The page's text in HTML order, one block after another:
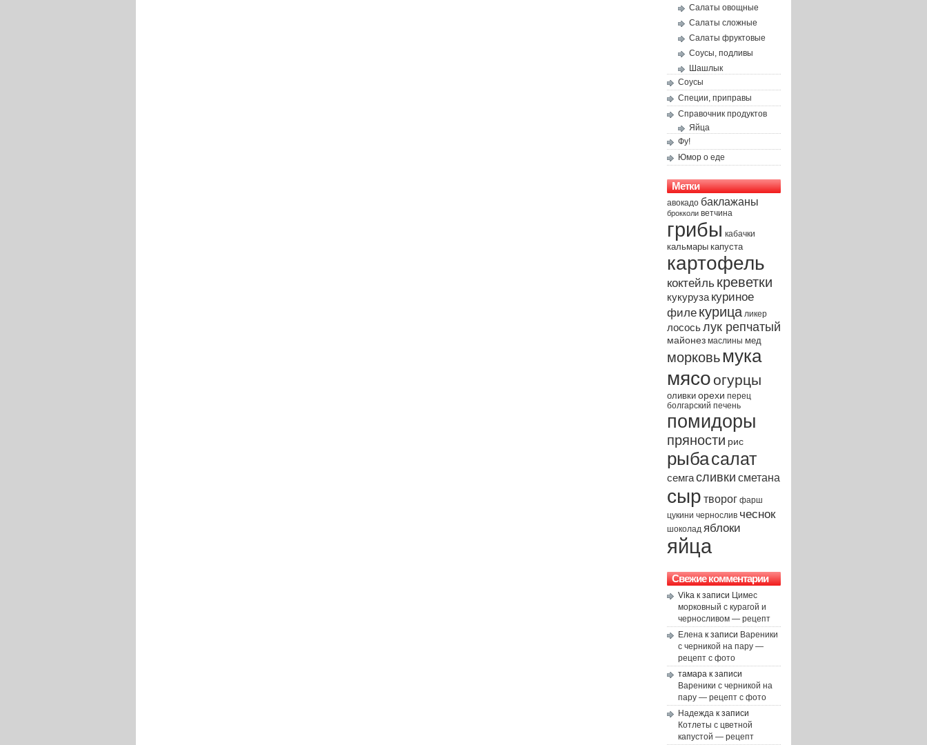
Салаты овощные
Салаты сложные
Салаты фруктовые
Соусы, подливы
Шашлык
Соусы
Специи, приправы
Справочник продуктов
Яйца
Фу!
Юмор о еде
Метки
авокадо баклажаны
брокколи ветчина
грибы кабачки
кальмары капуста
картофель
коктейль креветки
кукуруза куриное
филе курица ликер
лососьлук репчатый
майонез маслины мед
морковьмука
мясо огурцы
оливки орехи перец
болгарский печень
помидоры
пряности рис
рыбасалат
семгасливки сметана
сыр творог фарш
цукини чернослив чеснок
шоколад яблоки
яйца
Свежие комментарии
Vika к записи Цимес
морковный с курагой и
черносливом — рецепт
Елена к записи Вареники
с черникой на пару —
рецепт с фото
тамара к записи
Вареники с черникой на
пару — рецепт с фото
Надежда к записи
Котлеты с цветной
капустой — рецепт